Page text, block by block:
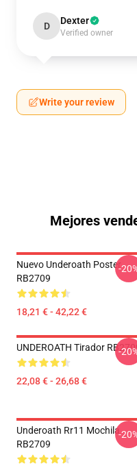
D Dexter
Verified owner
Write your review
Mejores
Nuevo Underoath Poster
RB2709
18,21 € - 42,22 €
-
UNDEROATH Tirador
22,08 € - 26,68 €
-
Underoath Rr11 Mochila
RB2709
-